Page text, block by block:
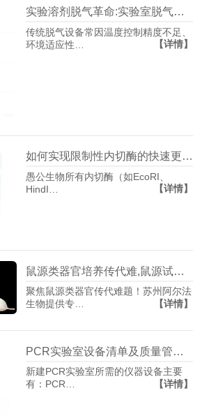
实验溶剂脱气革命:实验室脱气仪如何突破传统限制？
传统脱气设备常因温度控制精度不足、
环境适应性…
【详情】
如何实现限制性内切酶的快速更换和实验流程优化？
愚公生物所有内切酶（如EcoRI、
HindI…
【详情】
鼠源类器官培养传代难,鼠源试剂盒来支招
聚焦鼠源类器官传代难题！苏州阿尔法
生物提供专…
【详情】
PCR实验室设备清单及质量管理体系建设
新建PCR实验室所需的仪器设备主要
有：PCR…
【详情】